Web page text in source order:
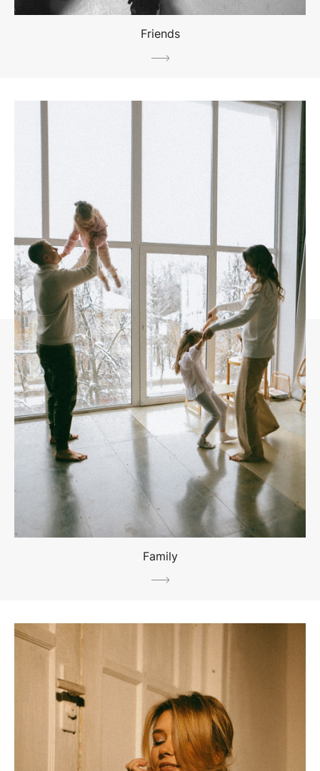
Friends
Family